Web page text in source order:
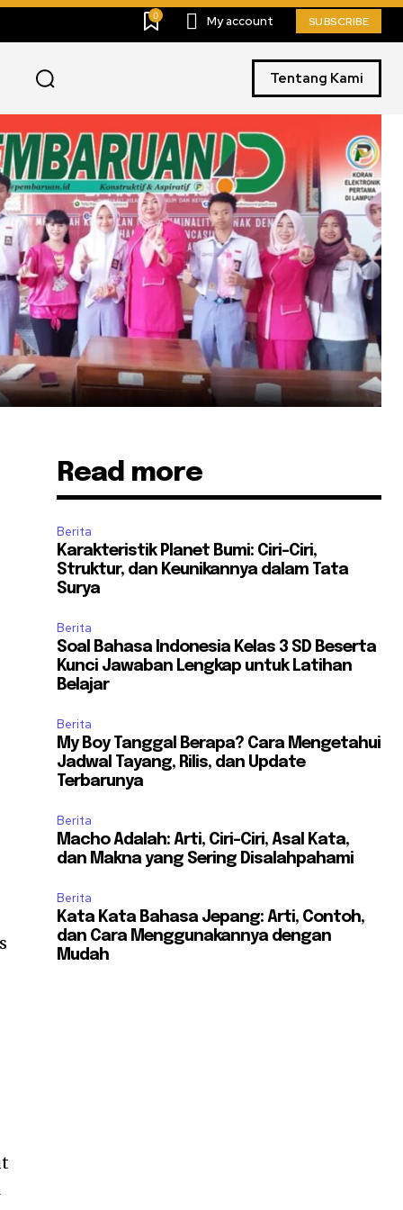
0 My account SUBSCRIBE
Tentang Kami
Read more
Berita
Karakteristik Planet Bumi: Ciri-Ciri,
Struktur, dan Keunikannya dalam Tata
Surya
Berita
Soal Bahasa Indonesia Kelas 3 SD Beserta
Kunci Jawaban Lengkap untuk Latihan
Belajar
Berita
My Boy Tanggal Berapa? Cara Mengetahui
Jadwal Tayang, Rilis, dan Update
Terbarunya
Berita
Macho Adalah: Arti, Ciri-Ciri, Asal Kata,
dan Makna yang Sering Disalahpahami
Berita
Kata Kata Bahasa Jepang: Arti, Contoh,
dan Cara Menggunakannya dengan
Mudah